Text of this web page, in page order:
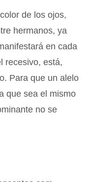
de los ojos,
hermanos, ya
en cada
recesivo, está,
Para que un alelo
que sea el mismo
no se